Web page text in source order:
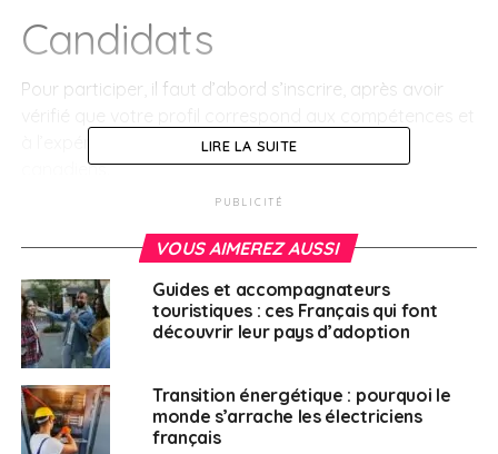
Candidats
Pour participer, il faut d’abord s’inscrire, après avoir
à l’expérience recherchées par les employeurs
canadiens.
propos de l’événement lorsque votre participation sera
besoins du marché canadien du travail.
Les candidats sélectionnées pourront rencontrer des
employeurs canadiens représentant divers secteurs et
étant à la recherche de candidats francophones ou
bilingues. Il y aura aussi la possibilité de s’entretenir
LIRE LA SUITE
PUBLICITÉ
VOUS AIMEREZ AUSSI
Guides et accompagnateurs
touristiques : ces Français qui font
découvrir leur pays d’adoption
Transition énergétique : pourquoi le
monde s’arrache les électriciens
français